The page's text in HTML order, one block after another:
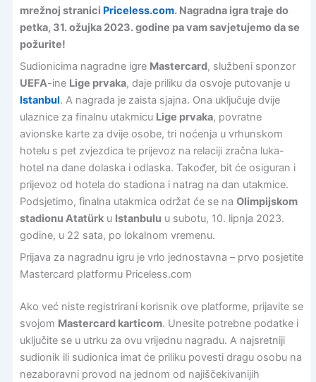
mrežnoj stranici Priceless.com. Nagradna igra traje do
petka, 31. ožujka 2023. godine pa vam savjetujemo da se
požurite!
Sudionicima nagradne igre Mastercard, službeni sponzor
UEFA-ine Lige prvaka, daje priliku da osvoje putovanje u
Istanbul. A nagrada je zaista sjajna. Ona uključuje dvije
ulaznice za finalnu utakmicu Lige prvaka, povratne
avionske karte za dvije osobe, tri noćenja u vrhunskom
hotelu s pet zvjezdica te prijevoz na relaciji zračna luka-
hotel na dane dolaska i odlaska. Također, bit će osiguran i
prijevoz od hotela do stadiona i natrag na dan utakmice.
Podsjetimo, finalna utakmica održat će se na Olimpijskom
stadionu Atatürku Istanbulu u subotu, 10. lipnja 2023.
godine, u 22 sata, po lokalnom vremenu.
Prijava za nagradnu igru je vrlo jednostavna – prvo posjetite
Mastercard platformu Priceless.com
Ako već niste registrirani korisnik ove platforme, prijavite se
svojom Mastercard karticom. Unesite potrebne podatke i
uključite se u utrku za ovu vrijednu nagradu. A najsretniji
sudionik ili sudionica imat će priliku povesti dragu osobu na
nezaboravni provod na jednom od najiščekivanijih